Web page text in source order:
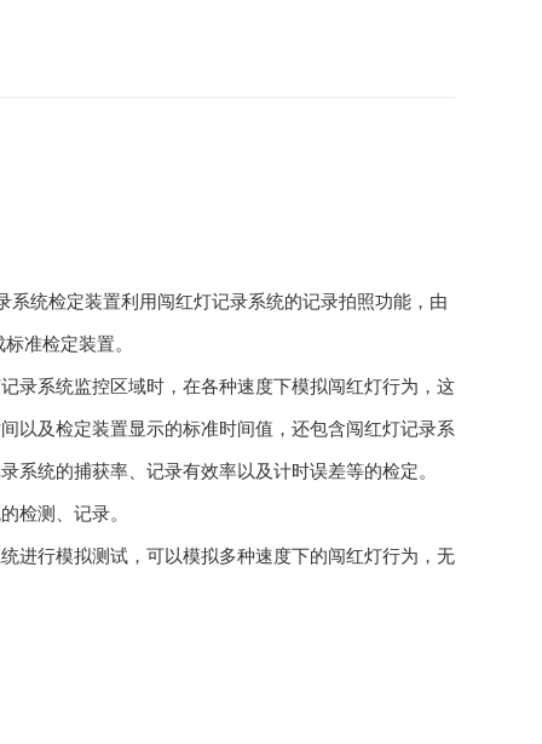
统检定装置利用闯红灯记录系统的记录拍照功能，由
准检定装置。
录系统监控区域时，在各种速度下模拟闯红灯行为，这
以及检定装置显示的标准时间值，还包含闯红灯记录系
统的捕获率、记录有效率以及计时误差等的检定。
检测、记录。
进行模拟测试，可以模拟多种速度下的闯红灯行为，无